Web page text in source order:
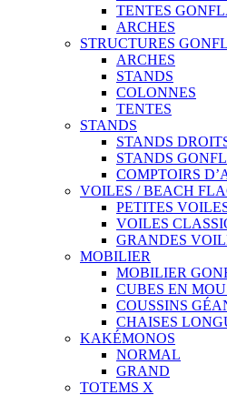
TENTES
ARCHES
STRUCTURES
ARCHES
STANDS
COLONNES
TENTES
STANDS
STANDS
STANDS
COMPTOIRS
VOILES / BEACH
PETITES
VOILES
GRANDES
MOBILIER
MOBILIER
CUBES EN
COUSSINS
CHAISES
KAKÉMONOS
NORMAL
GRAND
TOTEMS X